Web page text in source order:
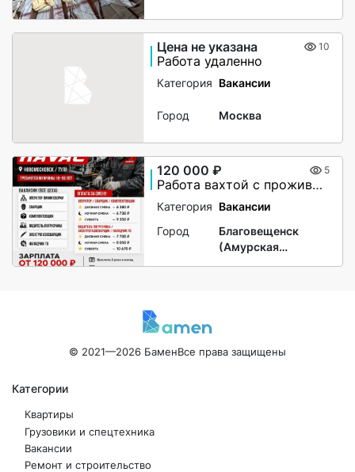
Цена не указана 10
Работа удаленно
Категория Вакансии
Город Москва
120 000 ₽ 5
Работа вахтой с проживанием для женщин, для мужчин
Категория Вакансии
Город
Благовещенск
(Амурская
© 2021—2026 БаменВсе права защищены
Категории
Квартиры
Грузовики и спецтехника
Вакансии
Ремонт и строительство